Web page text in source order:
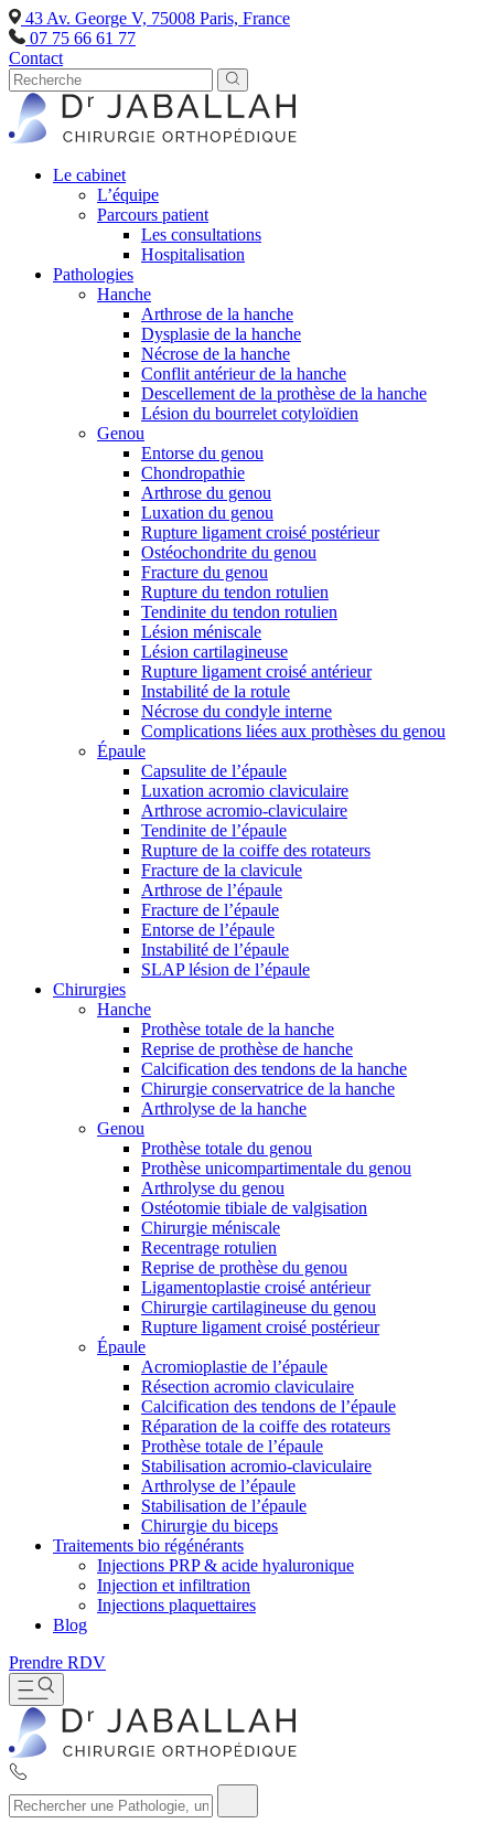
43 Av. George V, 75008 Paris, France
07 75 66 61 77
Contact
Le cabinet
L’équipe
Parcours patient
Les consultations
Hospitalisation
Pathologies
Hanche
Arthrose de la hanche
Dysplasie de la hanche
Nécrose de la hanche
Conflit antérieur de la hanche
Descellement de la prothèse de la hanche
Lésion du bourrelet cotyloïdien
Genou
Entorse du genou
Chondropathie
Arthrose du genou
Luxation du genou
Rupture ligament croisé postérieur
Ostéochondrite du genou
Fracture du genou
Rupture du tendon rotulien
Tendinite du tendon rotulien
Lésion méniscale
Lésion cartilagineuse
Rupture ligament croisé antérieur
Instabilité de la rotule
Nécrose du condyle interne
Complications liées aux prothèses du genou
Épaule
Capsulite de l’épaule
Luxation acromio claviculaire
Arthrose acromio-claviculaire
Tendinite de l’épaule
Rupture de la coiffe des rotateurs
Fracture de la clavicule
Arthrose de l’épaule
Fracture de l’épaule
Entorse de l’épaule
Instabilité de l’épaule
SLAP lésion de l’épaule
Chirurgies
Hanche
Prothèse totale de la hanche
Reprise de prothèse de hanche
Calcification des tendons de la hanche
Chirurgie conservatrice de la hanche
Arthrolyse de la hanche
Genou
Prothèse totale du genou
Prothèse unicompartimentale du genou
Arthrolyse du genou
Ostéotomie tibiale de valgisation
Chirurgie méniscale
Recentrage rotulien
Reprise de prothèse du genou
Ligamentoplastie croisé antérieur
Chirurgie cartilagineuse du genou
Rupture ligament croisé postérieur
Épaule
Acromioplastie de l’épaule
Résection acromio claviculaire
Calcification des tendons de l’épaule
Réparation de la coiffe des rotateurs
Prothèse totale de l’épaule
Stabilisation acromio-claviculaire
Arthrolyse de l’épaule
Stabilisation de l’épaule
Chirurgie du biceps
Traitements bio régénérants
Injections PRP & acide hyaluronique
Injection et infiltration
Injections plaquettaires
Blog
Prendre RDV